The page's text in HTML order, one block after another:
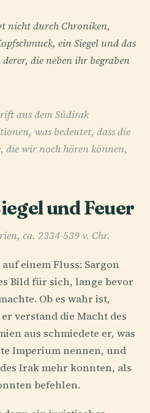
nicht durch Chroniken,
ein Siegel und das
die neben ihr begraben
aus dem Südirak
was bedeutet, dass die
die wir noch hören können,
und Feuer
ca. 2334-539 v. Chr.
einem Fluss: Sargon
Bild für sich, lange bevor
Ob es wahr ist,
verstand die Macht des
aus schmiedete er, was
Imperium nennen, und
Irak mehr konnten, als
befehlen.